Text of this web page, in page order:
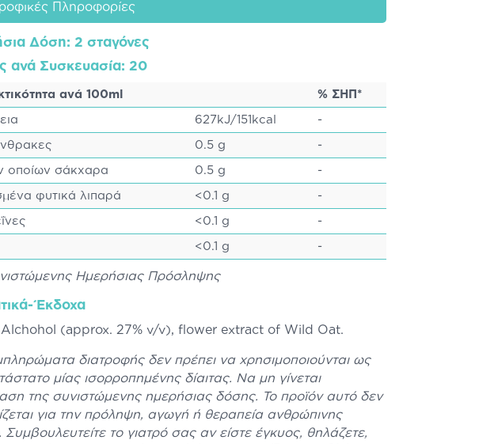
Πληροφορίες
Δόση: 2 σταγόνες
ανά Συσκευασία: 20
ανά 100ml % ΣΗΠ*
627kJ/151kcal -
0.5 g -
οποίων σάκχαρα 0.5 g -
φυτικά λιπαρά <0.1 g -
<0.1 g -
<0.1 g -
Ημερήσιας Πρόσληψης
Έκδοχα
Alchohol (approx. 27% v/v), flower extract of Wild Oat.
διατροφής δεν πρέπει να χρησιμοποιούνται ως
μίας ισορροπημένης δίαιτας. Να μη γίνεται
της συνιστώμενης ημερήσιας δόσης. Το προϊόν αυτό δεν
για την πρόληψη, αγωγή ή θεραπεία ανθρώπινης
Συμβουλευτείτε το γιατρό σας αν είστε έγκυος, θηλάζετε,